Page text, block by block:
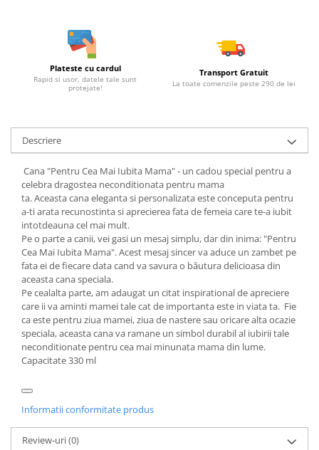
Plateste cu cardul
Rapid si usor, datele tale sunt
protejate!
Transport Gratuit
La toate comenzile peste 290 de lei
Descriere
Cana "Pentru Cea Mai Iubita Mama" - un cadou special pentru a
celebra dragostea neconditionata pentru mama
ta. Aceasta cana eleganta si personalizata este conceputa pentru
a-ti arata recunostinta si aprecierea fata de femeia care te-a iubit
intotdeauna cel mai mult.
Pe o parte a canii, vei gasi un mesaj simplu, dar din inima: "Pentru
Cea Mai Iubita Mama". Acest mesaj sincer va aduce un zambet pe
fata ei de fiecare data cand va savura o băutura delicioasa din
aceasta cana speciala.
Pe cealalta parte, am adaugat un citat inspirational de apreciere
care ii va aminti mamei tale cat de importanta este in viata ta. Fie
ca este pentru ziua mamei, ziua de nastere sau oricare alta ocazie
speciala, aceasta cana va ramane un simbol durabil al iubirii tale
neconditionate pentru cea mai minunata mama din lume.
Capacitate 330 ml
Informatii conformitate produs
Review-uri(0)